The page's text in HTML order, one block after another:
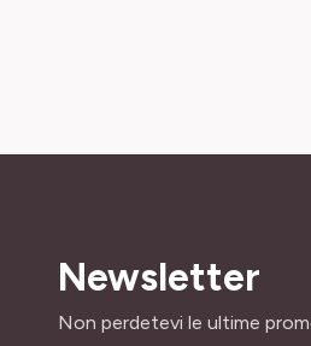
Newsletter
Indirizzo email
Non perdetevi le ultime